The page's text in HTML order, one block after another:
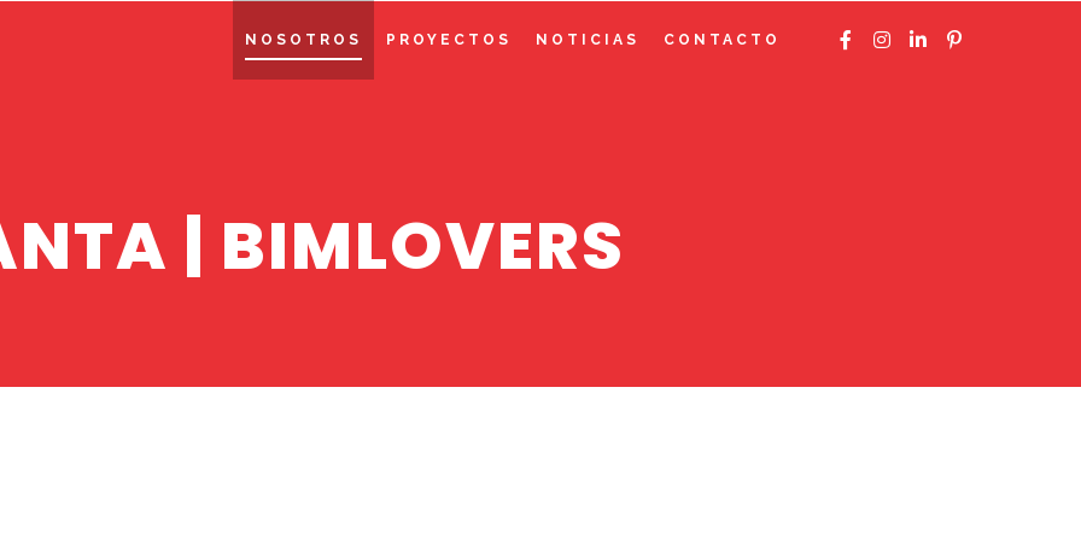
NOSOTROS PROYECTOS NOTICIAS CONTACTO
| BIMLOVERS